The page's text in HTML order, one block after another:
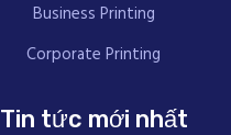
Business Printing
Corporate Printing
Tin tức mới nhất